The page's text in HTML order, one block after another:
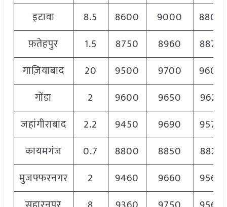
इटावा
8.5 8600 9000
8800
फ़तेहपुर
1.5 8750 8960
8870
गाज़ियाबाद
20 9500 9700
9600
गोंडा
2 9600 9650
9625
जहांगीराबाद
2.2 9450 9690
9570
कायमगंज
0.7 8800 8850
8825
मुजफ्फरनगर
2 9460 9660
9560